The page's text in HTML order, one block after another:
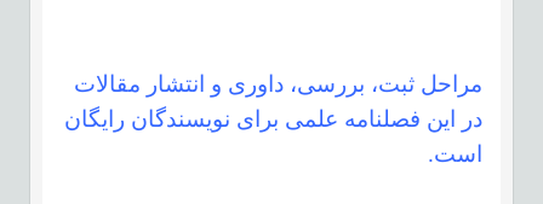
مراحل ثبت، بررسی، داوری و انتشار مقالات
در اين فصلنامه علمی برای نویسندگان رایگان
است.